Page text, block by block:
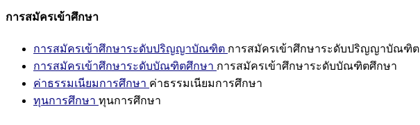
การสมัครเข้าศึกษา
การสมัครเข้าศึกษาระดับปริญญาบัณฑิต การสมัครเข้าศึกษาระดับปริญญาบัณฑิต
การสมัครเข้าศึกษาระดับบัณฑิตศึกษา การสมัครเข้าศึกษาระดับบัณฑิตศึกษา
ค่าธรรมเนียมการศึกษา ค่าธรรมเนียมการศึกษา
ทุนการศึกษา ทุนการศึกษา